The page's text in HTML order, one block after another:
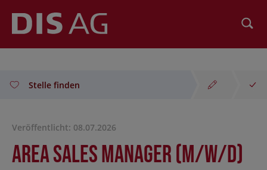
Stelle finden
Veröffentlicht: 08.07.2026
Area Sales Manager (m/w/d)